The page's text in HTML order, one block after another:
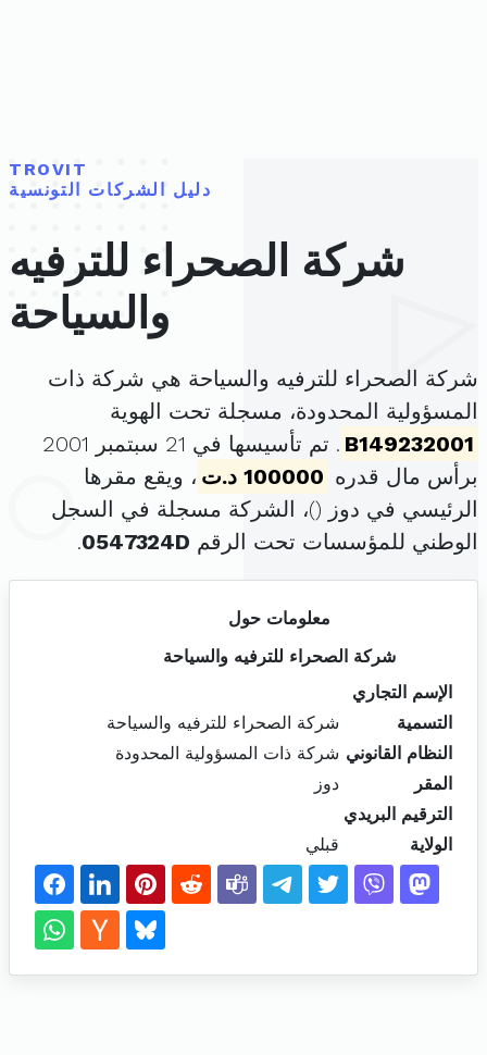
TROVIT
دليل الشركات التونسية
شركة الصحراء للترفيه
والسياحة
شركة الصحراء للترفيه والسياحة هي شركة ذات
المسؤولية المحدودة، مسجلة تحت الهوية
B149232001
. تم تأسيسها في 21 سبتمبر 2001
برأس مال قدره 100000 د.ت
، ويقع مقرها
الرئيسي في دوز ()، الشركة مسجلة في السجل
الوطني للمؤسسات تحت الرقم 0547324D
.
معلومات حول
شركة الصحراء للترفيه والسياحة
الإسم التجاري
التسمية
شركة الصحراء للترفيه والسياحة
النظام القانوني شركة ذات المسؤولية المحدودة
المقر
دوز
الترقيم البريدي
الولاية
قبلي